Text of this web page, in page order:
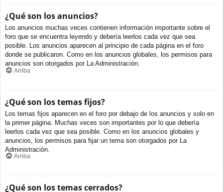
¿Qué son los anuncios?
Los anuncios muchas veces contienen información importante sobre el
foro que se encuentra leyendo y debería leerlos cada vez que sea
posible. Los anuncios aparecen al principio de cada página en el foro
donde se publicaron. Como en los anuncios globales, los permisos para
anuncios son otorgados por La Administración.
Arriba
¿Qué son los temas fijos?
Los temas fijos aparecen en el foro por debajo de los anuncios y solo en
la primer página. Muchas veces son importantes por lo que debería
leerlos cada vez que sea posible. Como en los anuncios globales y
anuncios, los permisos para fijar un tema son otorgados por La
Administración.
Arriba
¿Qué son los temas cerrados?